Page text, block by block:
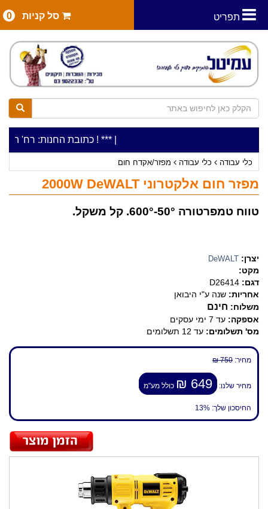
תפריט סל קניות 0
***כתובת החנות: רח' המלאכה 2, ביתן 8 (כניסה מרח' עמל 5) א.ת.פארק ***כלי עבודה להשכרה בתעריף יומי משתלם ! ***
כלי עבודה כלי עבודה מפזר/אקדח חום
מפזר חום אלקטרוני 2000W DeWALT
טווח טמפרטורה 50°-600°. קל משקל.
יצרן: DeWALT
מקט:
דגם: D26414
אחריות: שנה ע"י היבואן
משלוח: חינם
אספקה: עד 7 ימי עסקים
מס' תשלומים: עד 12 תשלומים
מחיר: 750 ₪
מחיר שלנו: 649 ₪ כולל מע"מ
החיסכון שלך: 13%